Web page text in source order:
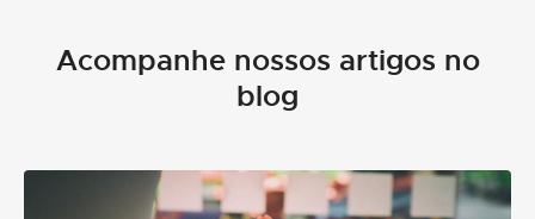
Acompanhe nossos artigos no
blog